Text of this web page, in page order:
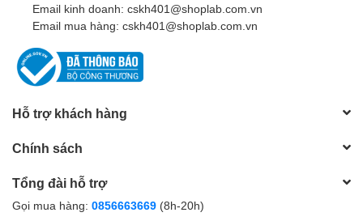
Email kinh doanh: cskh401@shoplab.com.vn
Email mua hàng: cskh401@shoplab.com.vn
Hỗ trợ khách hàng
Chính sách
Tổng đài hỗ trợ
Gọi mua hàng: 0856663669 (8h-20h)